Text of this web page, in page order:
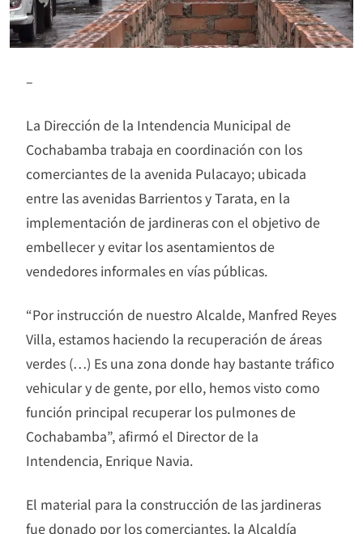
–
La Dirección de la Intendencia Municipal de
Cochabamba trabaja en coordinación con los
comerciantes de la avenida Pulacayo; ubicada
entre las avenidas Barrientos y Tarata, en la
implementación de jardineras con el objetivo de
embellecer y evitar los asentamientos de
vendedores informales en vías públicas.
“Por instrucción de nuestro Alcalde, Manfred Reyes
Villa, estamos haciendo la recuperación de áreas
verdes (…) Es una zona donde hay bastante tráfico
vehicular y de gente, por ello, hemos visto como
función principal recuperar los pulmones de
Cochabamba”, afirmó el Director de la
Intendencia, Enrique Navia.
El material para la construcción de las jardineras
fue donado por los comerciantes, la Alcaldía